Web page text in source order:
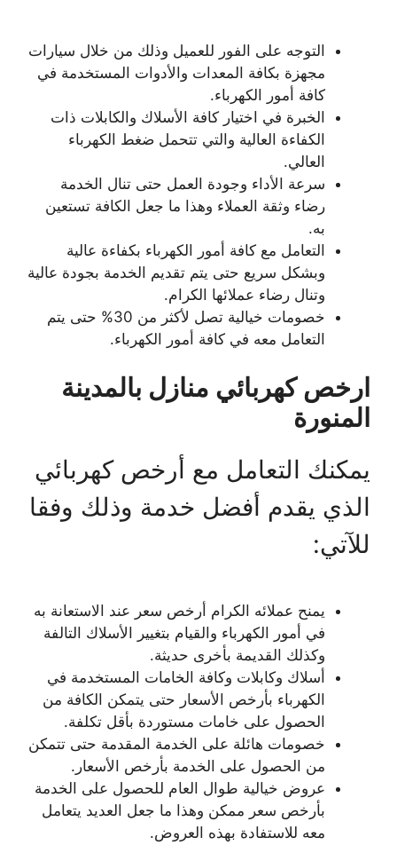
التوجه على الفور للعميل وذلك من خلال سيارات
مجهزة بكافة المعدات والأدوات المستخدمة في
كافة أمور الكهرباء.
الخبرة في اختيار كافة الأسلاك والكابلات ذات
الكفاءة العالية والتي تتحمل ضغط الكهرباء
العالي.
سرعة الأداء وجودة العمل حتى تنال الخدمة
رضاء وثقة العملاء وهذا ما جعل الكافة تستعين
به.
التعامل مع كافة أمور الكهرباء بكفاءة عالية
وبشكل سريع حتى يتم تقديم الخدمة بجودة عالية
وتنال رضاء عملائها الكرام.
خصومات خيالية تصل لأكثر من 30% حتى يتم
التعامل معه في كافة أمور الكهرباء.
ارخص كهربائي منازل بالمدينة
المنورة
يمكنك التعامل مع أرخص كهربائي
الذي يقدم أفضل خدمة وذلك وفقا
للآتي:
يمنح عملائه الكرام أرخص سعر عند الاستعانة به
في أمور الكهرباء والقيام بتغيير الأسلاك التالفة
وكذلك القديمة بأخرى حديثة.
أسلاك وكابلات وكافة الخامات المستخدمة في
الكهرباء بأرخص الأسعار حتى يتمكن الكافة من
الحصول على خامات مستوردة بأقل تكلفة.
خصومات هائلة على الخدمة المقدمة حتى تتمكن
من الحصول على الخدمة بأرخص الأسعار.
عروض خيالية طوال العام للحصول على الخدمة
بأرخص سعر ممكن وهذا ما جعل العديد يتعامل
معه للاستفادة بهذه العروض.